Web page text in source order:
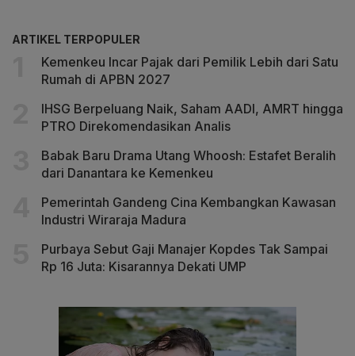
ARTIKEL TERPOPULER
Kemenkeu Incar Pajak dari Pemilik Lebih dari Satu
Rumah di APBN 2027
IHSG Berpeluang Naik, Saham AADI, AMRT hingga
PTRO Direkomendasikan Analis
Babak Baru Drama Utang Whoosh: Estafet Beralih
dari Danantara ke Kemenkeu
Pemerintah Gandeng Cina Kembangkan Kawasan
Industri Wiraraja Madura
Purbaya Sebut Gaji Manajer Kopdes Tak Sampai
Rp 16 Juta: Kisarannya Dekati UMP